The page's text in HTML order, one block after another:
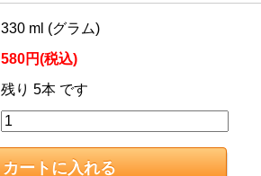
330 ml (グラム)
580円(税込)
残り 5本 です